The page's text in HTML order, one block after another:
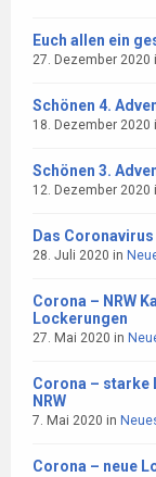
Euch allen ein
27. Dezember 2020
Schönen 4.
18. Dezember 2020
Schönen 3.
12. Dezember 2020
Das
28. Juli 2020 in
Corona – NRW
Lockerungen
27. Mai 2020 in
Corona – starke
NRW
7. Mai 2020 in
Corona – neue